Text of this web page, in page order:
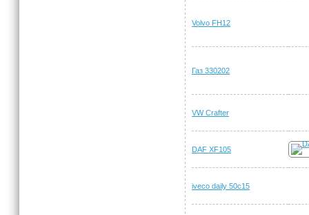
Volvo FH12
Газ 330202
VW Crafter
DAF XF105
iveco daily 50c15